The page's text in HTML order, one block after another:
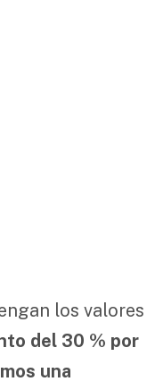
los valores
del 30 % por
una